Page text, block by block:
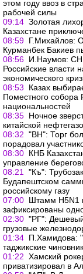
этом году ввоз в
рабочей силы
09:14 Золотая
Казахстане
08:59 Г.Михайлов:
Курманбек Бакиев
08:56 И.Наумов:
Российские власти
экономического
08:53
Казах
Поместного собора
национальностей
08:35 Ночное
китайской
08:32 "ВН": Торг
порадовал
08:30 КНБ
управление
08:21
"Къ":
Будапештском
российскому газу
07:00 Штамм H5N1
зафиксированы
02:30 "РГ":
грузовые
01:34 П.Хамидова:
таджикские
01:22 Хамский
приватизировал в